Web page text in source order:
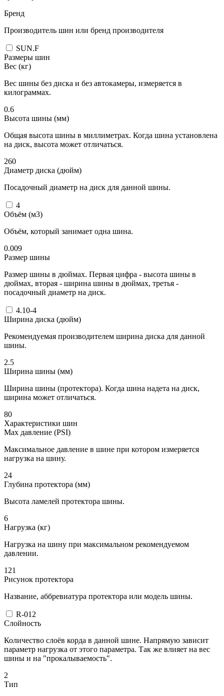
Бренд
Производитель шин или бренд производителя
SUN.F
Размеры шин
Вес (кг)
Вес шины без диска и без автокамеры, измеряется в
килограммах.
0.6
Высота шины (мм)
Общая высота шины в миллиметрах. Когда шина установлена
на диск, высота может отличаться.
260
Диаметр диска (дюйм)
Посадочный диаметр на диск для данной шины.
4
Объём (м3)
Объём, который занимает одна шина.
0.009
Размер шины
Размер шины в дюймах. Первая цифра - высота шины в
дюймах, вторая - ширина шины в дюймах, третья -
посадочный диаметр на диск.
4.10-4
Ширина диска (дюйм)
Рекомендуемая производителем ширина диска для данной
шины.
2.5
Ширина шины (мм)
Ширина шины (протектора). Когда шина надета на диск,
ширина может отличаться.
80
Характеристики шин
Max давление (PSI)
Максимальное давление в шине при котором измеряется
нагрузка на шину.
24
Глубина протектора (мм)
Высота ламелей протектора шины.
6
Нагрузка (кг)
Нагрузка на шину при максимальном рекомендуемом
давлении.
121
Рисунок протектора
Название, аббревиатура протектора или модель шины.
R-012
Слойность
Количество слоёв корда в данной шине. Напрямую зависит
параметр нагрузка от этого параметра. Так же влияет на вес
шины и на "прокалываемость".
2
Тип